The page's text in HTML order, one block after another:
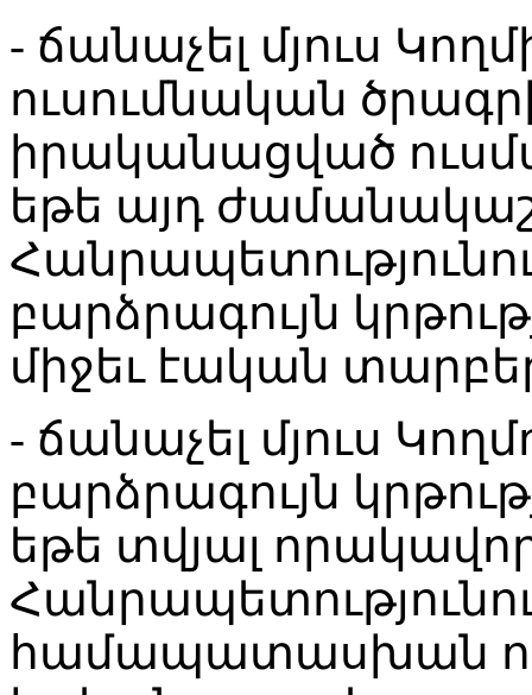
- ճանաչել մյուս
ուսումնական
իրականացված
եթե այդ
բարձրագույն
միջեւ էական
- ճանաչել մյուս
բարձրագույն
եթե տվյալ
համապատասխան